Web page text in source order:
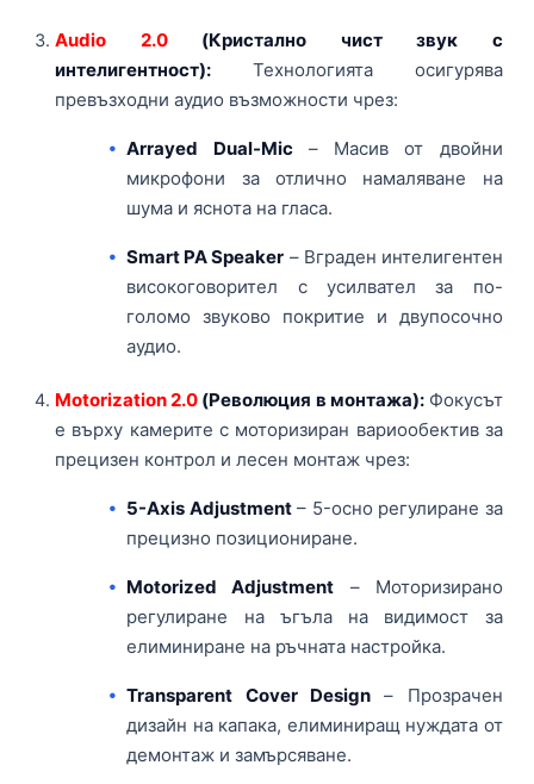
Audio 2.0(Кристално чист звук с
интелигентност): Технологията осигурява
превъзходни аудио възможности чрез:
Arrayed Dual-Mic– Масив от двойни
микрофони за отлично намаляване на
шума и яснота на гласа.
Smart PA Speaker – Вграден интелигентен
високоговорител с усилвател за по-
голомо звуково покритие и двупосочно
аудио.
Motorization 2.0 (Революция в монтажа):Фокусът
е върху камерите с моторизиран вариообектив за
прецизен контрол и лесен монтаж чрез:
5-Axis Adjustment– 5-осно регулиране за
прецизно позициониране.
Motorized Adjustment – Моторизирано
регулиране на ъгъла на видимост за
елиминиране на ръчната настройка.
Transparent Cover Design– Прозрачен
дизайн на капака, елиминиращ нуждата от
демонтаж и замърсяване.